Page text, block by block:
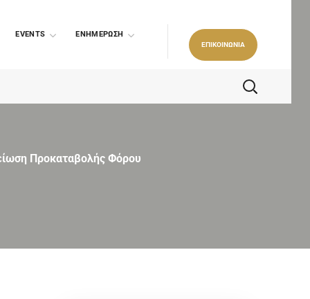
EVENTS ΕΝΗΜΕΡΩΣΗ
ΕΠΙΚΟΙΝΩΝΙΑ
Προκαταβολής Φόρου